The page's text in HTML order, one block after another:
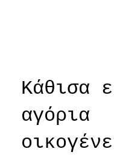
Κάθισα
αγόρια